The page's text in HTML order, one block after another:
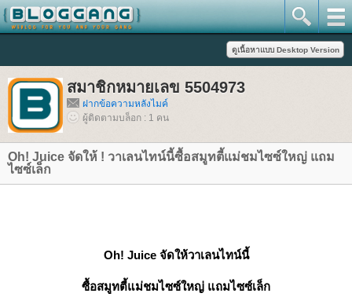
สมาชิกหมายเลข 5504973
ฝากข้อความหลังไมค์
ผู้ติดตามบล็อก : 1 คน
Oh! Juice จัดให้ ! วาเลนไทน์นี้ซื้อสมูทตี้แม่ชมไซซ์ใหญ่ แถม
ไซซ์เล็ก
Oh! Juice จัดให้วาเลนไทน์นี้
ซื้อสมูทตี้แม่ชมไซซ์ใหญ่ แถมไซซ์เล็ก